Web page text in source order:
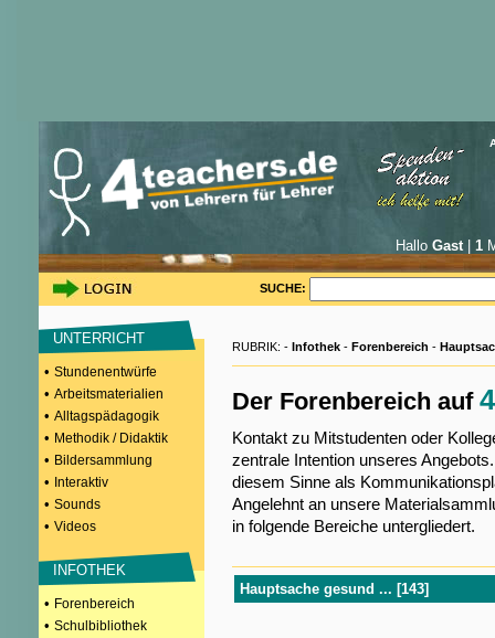
Hallo Gast| 1
SUCHE:
UNTERRICHT
• Stundenentwürfe
• Arbeitsmaterialien
• Alltagspädagogik
• Methodik / Didaktik
• Bildersammlung
• Interaktiv
• Sounds
• Videos
INFOTHEK
• Forenbereich
• Schulbibliothek
RUBRIK: - Infothek - Forenbereich -
Der Forenbereich auf 4
Kontakt zu Mitstudenten oder
zentrale Intention unseres
diesem Sinne als
Angelehnt an unsere
in folgende Bereiche untergliedert.
Hauptsache gesund ... [143]